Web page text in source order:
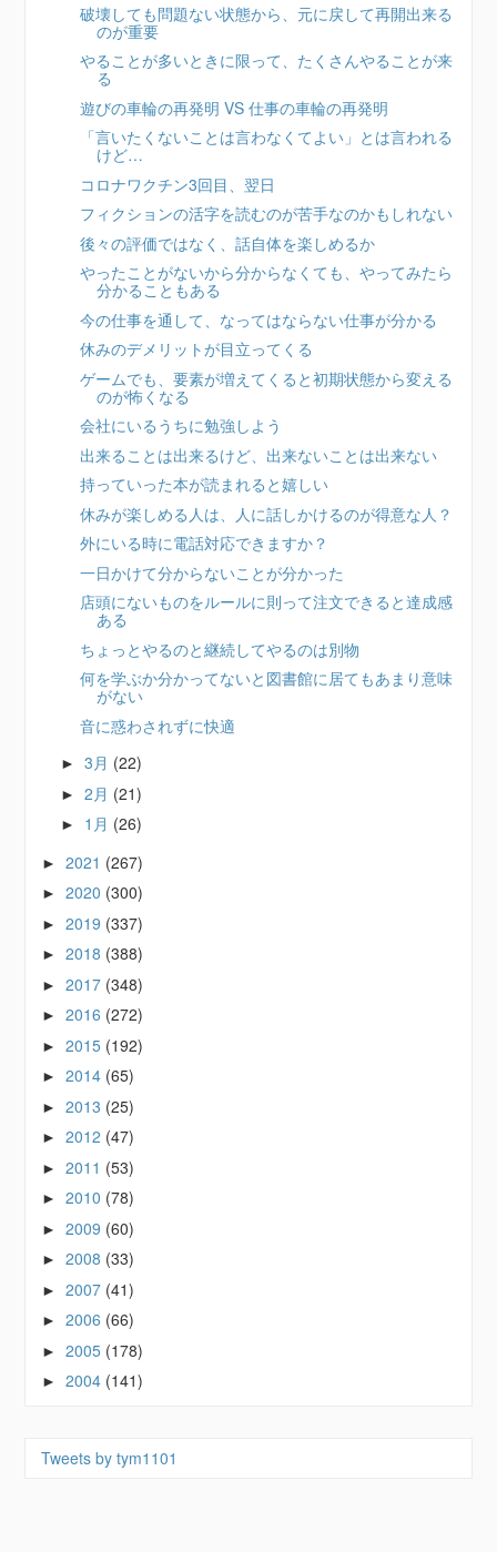
破壊しても問題ない状態から、元に戻して再開出来る
のが重要
やることが多いときに限って、たくさんやることが来
る
遊びの車輪の再発明 VS 仕事の車輪の再発明
「言いたくないことは言わなくてよい」とは言われる
けど…
コロナワクチン3回目、翌日
フィクションの活字を読むのが苦手なのかもしれない
後々の評価ではなく、話自体を楽しめるか
やったことがないから分からなくても、やってみたら
分かることもある
今の仕事を通して、なってはならない仕事が分かる
休みのデメリットが目立ってくる
ゲームでも、要素が増えてくると初期状態から変える
のが怖くなる
会社にいるうちに勉強しよう
出来ることは出来るけど、出来ないことは出来ない
持っていった本が読まれると嬉しい
休みが楽しめる人は、人に話しかけるのが得意な人？
外にいる時に電話対応できますか？
一日かけて分からないことが分かった
店頭にないものをルールに則って注文できると達成感
ある
ちょっとやるのと継続してやるのは別物
何を学ぶか分かってないと図書館に居てもあまり意味
がない
音に惑わされずに快適
►3月 (22)
►2月 (21)
► 1月 (26)
►2021 (267)
►2020 (300)
►2019 (337)
►2018 (388)
►2017 (348)
►2016 (272)
►2015 (192)
►2014 (65)
►2013 (25)
►2012 (47)
►2011 (53)
►2010 (78)
►2009 (60)
►2008 (33)
►2007 (41)
►2006 (66)
►2005 (178)
►2004 (141)
Tweets by tym1101